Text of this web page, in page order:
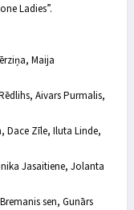
Ladies”.
Maija
Aivars Purmalis,
Dace Zīle, Iluta Linde,
Jasaitiene, Jolanta
sen, Gunārs